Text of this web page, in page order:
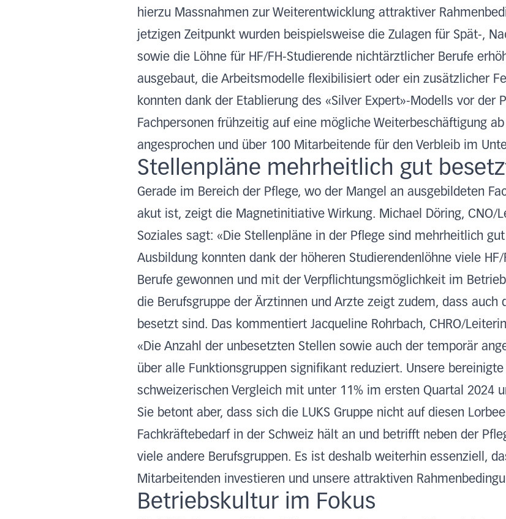
hierzu Massnahmen zur Weiterentwicklung attraktiver
jetzigen Zeitpunkt wurden beispielsweise die Zulagen für Spät-,
sowie die Löhne für HF/FH-Studierende nichtärztlicher Berufe
ausgebaut, die Arbeitsmodelle flexibilisiert oder ein zusätzlicher
konnten dank der Etablierung des «Silver Expert»-Modells vor der
Fachpersonen frühzeitig auf eine mögliche Weiterbeschäftigung
angesprochen und über 100 Mitarbeitende für den Verbleib im
Stellenpläne mehrheitlich gut
Gerade im Bereich der Pflege, wo der Mangel an ausgebildeten
akut ist, zeigt die Magnetinitiative Wirkung. Michael Döring, CNO/
Soziales sagt: «Die Stellenpläne in der Pflege sind mehrheitlich
Ausbildung konnten dank der höheren Studierendenlöhne viele
Berufe gewonnen und mit der Verpflichtungsmöglichkeit im
die Berufsgruppe der Ärztinnen und Arzte zeigt zudem, dass
besetzt sind. Das kommentiert Jacqueline Rohrbach, CHRO/
«Die Anzahl der unbesetzten Stellen sowie auch der temporär
über alle Funktionsgruppen signifikant reduziert. Unsere
schweizerischen Vergleich mit unter 11% im ersten Quartal 2024
Sie betont aber, dass sich die LUKS Gruppe nicht auf diesen
Fachkräftebedarf in der Schweiz hält an und betrifft neben der
viele andere Berufsgruppen. Es ist deshalb weiterhin essenziell,
Mitarbeitenden investieren und unsere attraktiven
Betriebskultur im Fokus